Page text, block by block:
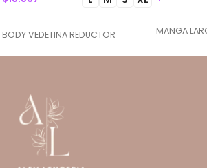
BODY VEDETINA REDUCTOR MANGA